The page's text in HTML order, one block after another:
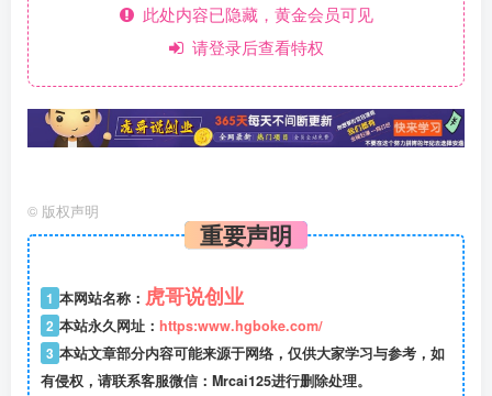
此处内容已隐藏，黄金会员可见
请登录后查看特权
© 版权声明
重要声明
1 本网站名称： 虎哥说创业
2 本站永久网址： https:www.hgboke.com/
3 本站文章部分内容可能来源于网络，仅供大家学习与参考，如
有侵权，请联系客服微信：Mrcai125进行删除处理。